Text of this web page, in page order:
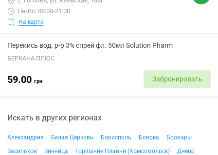
Пн-Вс: 08:00-21:00
На карте
Перекись вод. р-р 3% спрей фл. 50мл Solution Pharm
БЕРКАНА ПЛЮС
59.00 грн Забронировать
Искать в других регионах
Александрия Белая Церковь Борисполь Боярка
Бровары
Васильков
Винница Горишние Плавни (Комсомольск)
Днепр